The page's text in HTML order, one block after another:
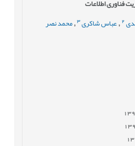
فناوری اطلاعات
2
, عباس شاکری 3
,محمد نصر